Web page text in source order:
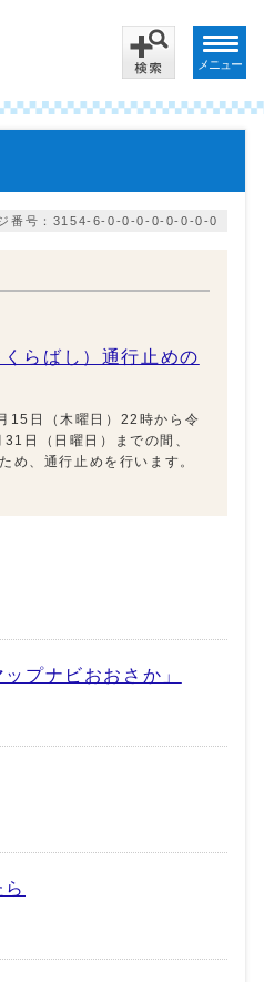
メニュー
番号：3154-6-0-0-0-0-0-0-0-0
らばし）通行止めの
15日（木曜日）22時から令
日（日曜日）までの間、
め、通行止めを行います。
プナビおおさか」